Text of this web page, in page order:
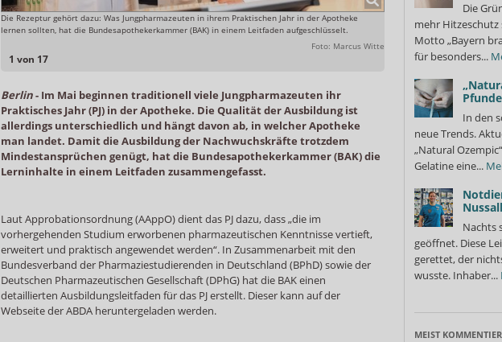
1 von 17
Die Rezeptur gehört dazu: Was Jungpharmazeuten in ihrem Praktischen Jahr in der Apotheke
lernen sollten, hat die Bundesapothekerkammer (BAK) in einem Leitfaden aufgeschlüsselt.
Foto: Marcus Witte
Den Leitfaden hat die BAK
und der Deutschen
Berlin- Im Mai beginnen traditionell viele Jungpharmazeuten ihr
Praktisches Jahr (PJ) in der Apotheke. Die Qualität der Ausbildung ist
allerdings unterschiedlich und hängt davon ab, in welcher Apotheke
man landet. Damit die Ausbildung der Nachwuchskräfte trotzdem
Mindestansprüchen genügt, hat die Bundesapothekerkammer (BAK) die
Lerninhalte in einem Leitfaden zusammengefasst.
Laut Approbationsordnung (AAppO) dient das PJ dazu, dass „die im
vorhergehenden Studium erworbenen pharmazeutischen Kenntnisse vertieft,
erweitert und praktisch angewendet werden“. In Zusammenarbeit mit den
Bundesverband der Pharmaziestudierenden in Deutschland (BPhD) sowie der
Deutschen Pharmazeutischen Gesellschaft (DPhG) hat die BAK einen
detaillierten Ausbildungsleitfaden für das PJ erstellt. Dieser kann auf der
Webseite der ABDA heruntergeladen werden.
Die
mehr
Motto „Bayern
für besonders...
In den
neue Trends.
„Natural
Gelatine eine...
Nachts
geöffnet. Diese
gerettet, der
wusste. Inhaber...
MEIST